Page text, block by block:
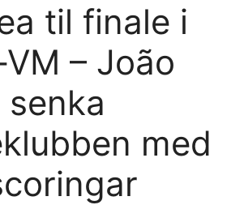
til finale i
– João
senka
med